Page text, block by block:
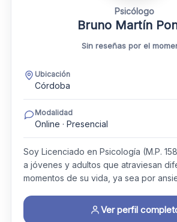
Psicólogo
Bruno Martín
Sin reseñas por el
Ubicación
Córdoba
Modalidad
Online · Presencial
Soy Licenciado en Psicología (M.P.
a jóvenes y adultos que atraviesan
momentos de su vida, ya sea por
Ver perfil